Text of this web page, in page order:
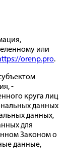
или
orenp.pro.
-
круга лиц
данных
данных,
для
Законом о
данные,